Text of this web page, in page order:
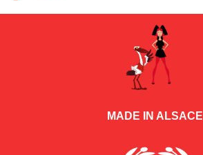
MADE IN ALSACE